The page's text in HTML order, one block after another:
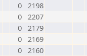
0 2198
0 2207
0 2179
0 2169
0 2160